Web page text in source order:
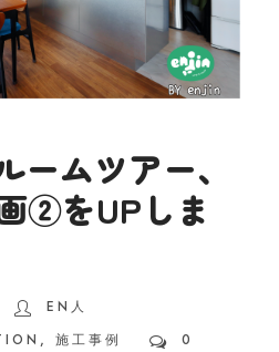
ームツアー、
②をUPしま
EN人
, 施工事例 0